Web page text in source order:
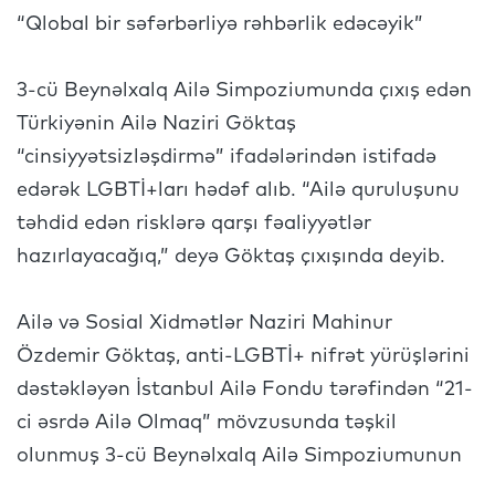
“Qlobal bir səfərbərliyə rəhbərlik edəcəyik”
3-cü Beynəlxalq Ailə Simpoziumunda çıxış edən
Türkiyənin Ailə Naziri Göktaş
“cinsiyyətsizləşdirmə” ifadələrindən istifadə
edərək LGBTİ+ları hədəf alıb. “Ailə quruluşunu
təhdid edən risklərə qarşı fəaliyyətlər
hazırlayacağıq,” deyə Göktaş çıxışında deyib.
Ailə və Sosial Xidmətlər Naziri Mahinur
Özdemir Göktaş, anti-LGBTİ+ nifrət yürüşlərini
dəstəkləyən İstanbul Ailə Fondu tərəfindən “21-
ci əsrdə Ailə Olmaq” mövzusunda təşkil
olunmuş 3-cü Beynəlxalq Ailə Simpoziumunun